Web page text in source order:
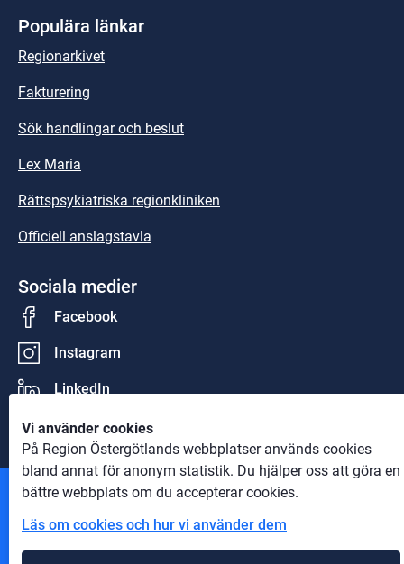
Vi använder cookies
På Region Östergötlands webbplatser används cookies
bland annat för anonym statistik. Du hjälper oss att göra en
bättre webbplats om du accepterar cookies.
Läs om cookies och hur vi använder dem
Populära länkar
Regionarkivet
Fakturering
Sök handlingar och beslut
Lex Maria
Rättspsykiatriska regionkliniken
Officiell anslagstavla
Sociala medier
Facebook
Instagram
LinkedIn
Information om cookies